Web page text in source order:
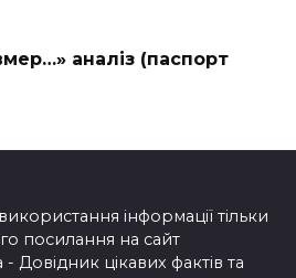
аналіз (паспорт
інформації тільки
посилання на сайт
Довідник цікавих фактів та